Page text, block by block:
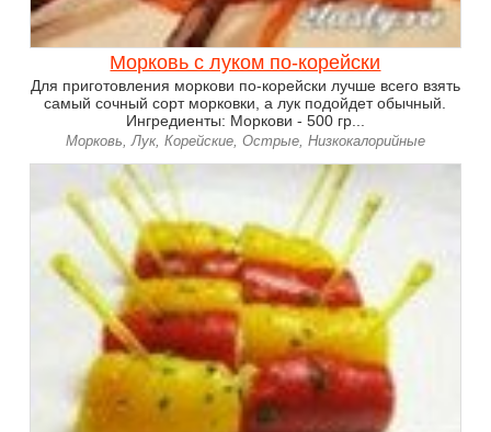
Морковь с луком по-корейски
Для приготовления моркови по-корейски лучше всего взять
самый сочный сорт морковки, а лук подойдет обычный.
Ингредиенты: Моркови - 500 гр...
Морковь, Лук, Корейские, Острые, Низкокалорийные